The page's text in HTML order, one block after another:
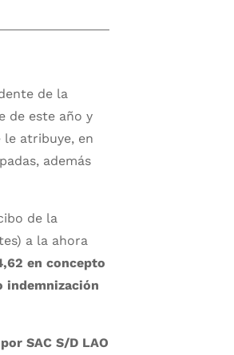
de la
de este año y
le atribuye, en
además
de la
a la ahora
en concepto
indemnización
SAC S/D LAO